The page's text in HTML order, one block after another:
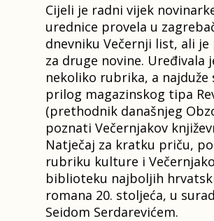
Cijeli je radni vijek
urednice provela u
dnevniku Večernji list, ali je
za druge novine. Uređivala
nekoliko rubrika, a
prilog magazinskog tipa
(prethodnik današnjeg
poznati Večernjakov
Natječaj za kratku priču,
rubriku kulture i
biblioteku najboljih
romana 20. stoljeća, u
Seidom Serdarevićem.